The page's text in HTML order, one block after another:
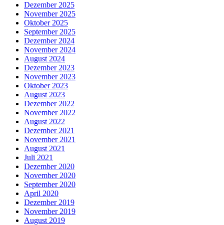
Dezember 2025
November 2025
Oktober 2025
September 2025
Dezember 2024
November 2024
August 2024
Dezember 2023
November 2023
Oktober 2023
August 2023
Dezember 2022
November 2022
August 2022
Dezember 2021
November 2021
August 2021
Juli 2021
Dezember 2020
November 2020
September 2020
April 2020
Dezember 2019
November 2019
August 2019